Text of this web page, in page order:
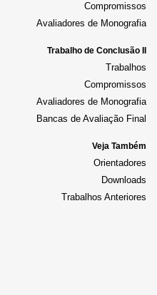
Compromissos
Avaliadores de Monografia
Trabalho de Conclusão II
Trabalhos
Compromissos
Avaliadores de Monografia
Bancas de Avaliação Final
Veja Também
Orientadores
Downloads
Trabalhos Anteriores